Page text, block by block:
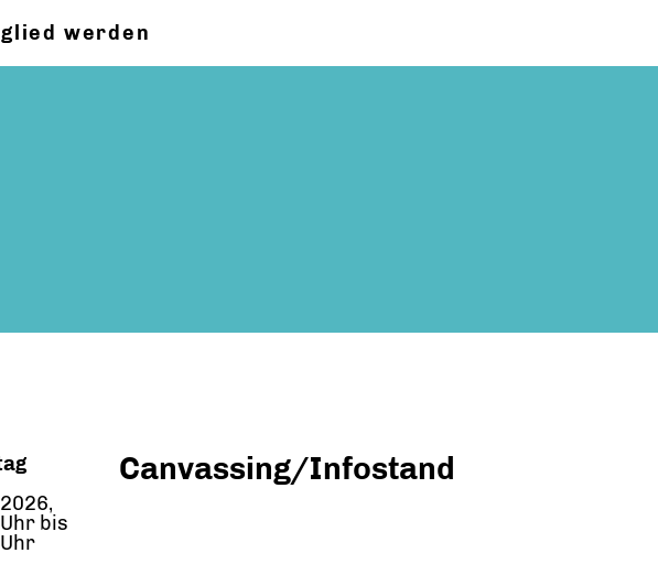
werden
bis
Canvassing/Infostand